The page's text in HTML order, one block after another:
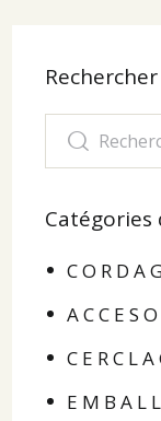
C O R D A
A C C E S
C E R C L
E M B A L